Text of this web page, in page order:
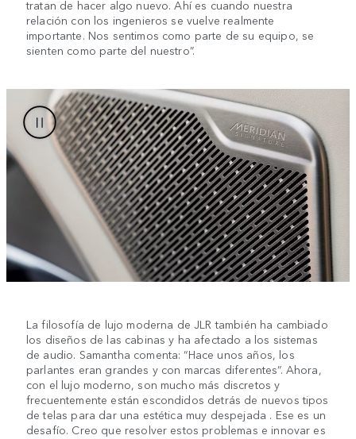
tratan de hacer algo nuevo. Ahí es cuando nuestra
relación con los ingenieros se vuelve realmente
importante. Nos sentimos como parte de su equipo, se
sienten como parte del nuestro”.
La filosofía de lujo moderna de JLR también ha cambiado
los diseños de las cabinas y ha afectado a los sistemas
de audio. Samantha comenta: “Hace unos años, los
parlantes eran grandes y con marcas diferentes”. Ahora,
con el lujo moderno, son mucho más discretos y
frecuentemente están escondidos detrás de nuevos tipos
de telas para dar una estética muy despejada . Ese es un
desafío. Creo que resolver estos problemas e innovar es